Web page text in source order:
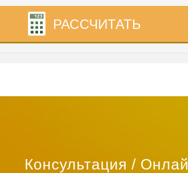
РАССЧИТАТЬ
Консультация /